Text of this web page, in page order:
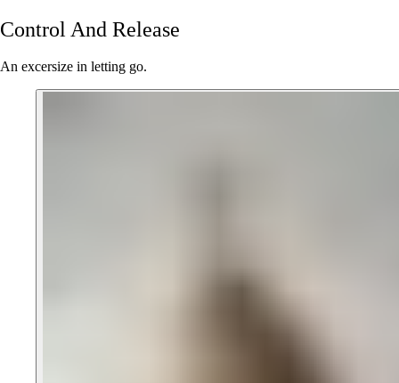
Control And Release
An excersize in letting go.